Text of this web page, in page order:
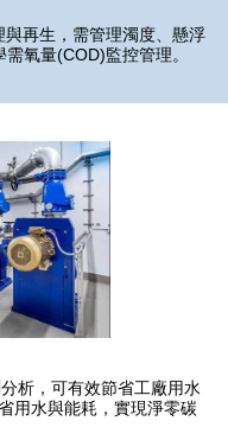
再生，需管理濁度、懸浮
氧量(COD)監控管理。
析，可有效節省工廠用水
用水與能耗，實現淨零碳